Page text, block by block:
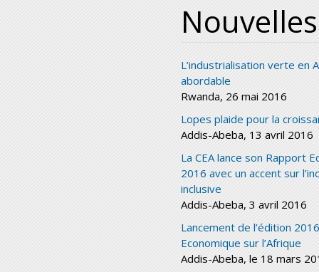
Nouvelles
L’industrialisation verte en
abordable
Rwanda, 26 mai 2016
Lopes plaide pour la
Addis-Abeba, 13 avril 2016
La CEA lance son Rapport
2016 avec un accent sur
inclusive
Addis-Abeba, 3 avril 2016
Lancement de l’édition
Economique sur l’Afrique
Addis-Abeba, le 18 mars